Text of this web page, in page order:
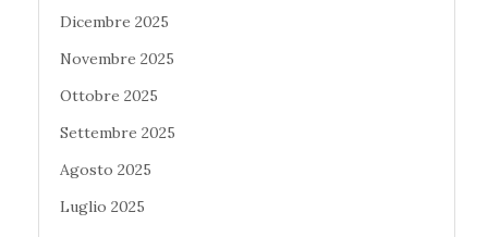
Dicembre 2025
Novembre 2025
Ottobre 2025
Settembre 2025
Agosto 2025
Luglio 2025